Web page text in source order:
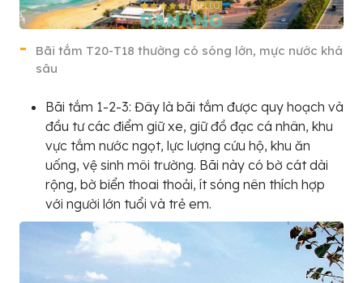
Bãi tắm T20-T18 thường có sóng lớn, mực nước khá
sâu
Bãi tắm 1-2-3: Đây là bãi tắm được quy hoạch và
đầu tư các điểm giữ xe, giữ đồ đạc cá nhân, khu
vực tắm nước ngọt, lực lượng cứu hộ, khu ăn
uống, vệ sinh môi trường. Bãi này có bờ cát dài
rộng, bờ biển thoai thoải, ít sóng nên thích hợp
với người lớn tuổi và trẻ em.